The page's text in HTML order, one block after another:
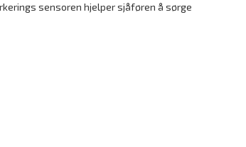
sensoren hjelper sjåføren å sørge